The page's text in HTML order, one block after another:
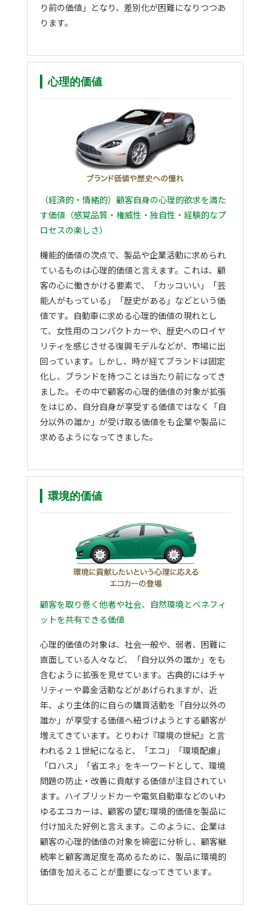
り前の価値」となり、差別化が困難になりつつあ
ります。
心理的価値
（経済的・情緒的）顧客自身の心理的欲求を満た
す価値（感覚品質・権威性・独自性・経験的なプ
ロセスの楽しさ）
機能的価値の次点で、製品や企業活動に求められ
ているものは心理的価値と言えます。これは、顧
客の心に働きかける要素で、「カッコいい」「芸
能人がもっている」「歴史がある」などという価
値です。自動車に求める心理的価値の現れとし
て、女性用のコンパクトカーや、歴史へのロイヤ
リティを感じさせる復興モデルなどが、市場に出
回っています。しかし、時が経てブランドは固定
化し、ブランドを持つことは当たり前になってき
ました。その中で顧客の心理的価値の対象が拡張
をはじめ、自分自身が享受する価値ではなく「自
分以外の誰か」が受け取る価値をも企業や製品に
求めるようになってきました。
環境的価値
顧客を取り巻く他者や社会、自然環境とベネフィ
ットを共有できる価値
心理的価値の対象は、社会一般や、弱者、困難に
直面している人々など、「自分以外の誰か」をも
含むように拡張を見せています。古典的にはチャ
リティーや募金活動などがあげられますが、近
年、より主体的に自らの購買活動を「自分以外の
誰か」が享受する価値へ紐づけようとする顧客が
増えてきています。とりわけ『環境の世紀』と言
われる２１世紀になると、「エコ」「環境配慮」
「ロハス」「省エネ」をキーワードとして、環境
問題の防止・改善に貢献する価値が注目されてい
ます。ハイブリッドカーや電気自動車などのいわ
ゆるエコカーは、顧客の望む環境的価値を製品に
付け加えた好例と言えます。このように、企業は
顧客の心理的価値の対象を綿密に分析し、顧客継
続率と顧客満足度を高めるために、製品に環境的
価値を加えることが重要になってきています。